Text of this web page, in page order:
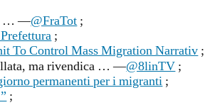
… —@FraTot ;
;
To Control Mass Migration Narrativ ;
ma rivendica … —@8linTV ;
permanenti per i migranti ;
;